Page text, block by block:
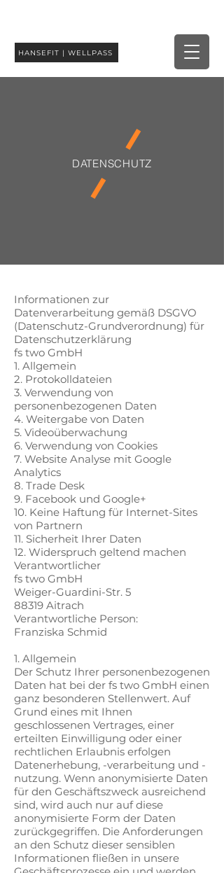
HANSEFIT | WELLPASS
DATENSCHUTZ
Informationen zur
Datenverarbeitung gemäß DSGVO
(Datenschutz-Grundverordnung) für
Datenschutzerklärung
fs two GmbH
1. Allgemein
2. Protokolldateien
3. Verwendung von
personenbezogenen Daten
4. Weitergabe von Daten
5. Videoüberwachung
6. Verwendung von Cookies
7. Website Analyse mit Google
Analytics
8. Trade Desk
9. Facebook und Google+
10. Keine Haftung für Internet-Sites
von Partnern
11. Sicherheit Ihrer Daten
12. Widerspruch geltend machen
Verantwortlicher
fs two GmbH
Weiger-Guardini-Str. 5
88319 Aitrach
Verantwortliche Person:
Franziska Schmid
1. Allgemein
Der Schutz Ihrer personenbezogenen
Daten hat bei der fs two GmbH einen
ganz besonderen Stellenwert. Auf
Grund eines mit Ihnen
geschlossenen Vertrages, einer
erteilten Einwilligung oder einer
rechtlichen Erlaubnis erfolgen
Datenerhebung, -verarbeitung und -
nutzung. Wenn anonymisierte Daten
für den Geschäftszweck ausreichend
sind, wird auch nur auf diese
anonymisierte Form der Daten
zurückgegriffen. Die Anforderungen
an den Schutz dieser sensiblen
Informationen fließen in unsere